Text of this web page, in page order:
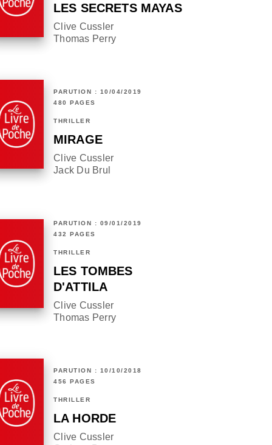
LES SECRETS MAYAS
Clive Cussler
Thomas Perry
PARUTION : 10/04/2019
480 PAGES
THRILLER
MIRAGE
Clive Cussler
Jack Du Brul
PARUTION : 09/01/2019
432 PAGES
THRILLER
LES TOMBES
D'ATTILA
Clive Cussler
Thomas Perry
PARUTION : 10/10/2018
456 PAGES
THRILLER
LA HORDE
Clive Cussler